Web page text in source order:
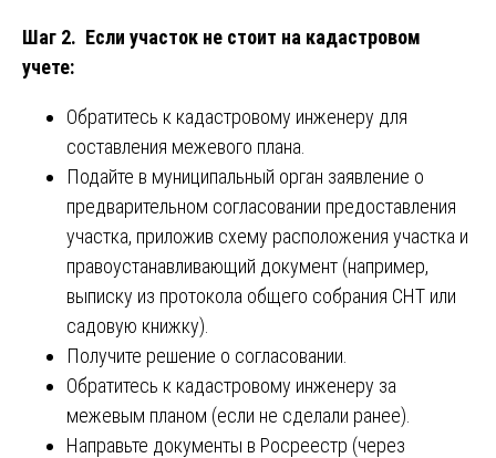
Шаг 2. Если участок не стоит на кадастровом
учете:
Обратитесь к кадастровому инженеру для
составления межевого плана.
Подайте в муниципальный орган заявление о
предварительном согласовании предоставления
участка, приложив схему расположения участка и
правоустанавливающий документ (например,
выписку из протокола общего собрания СНТ или
садовую книжку).
Получите решение о согласовании.
Обратитесь к кадастровому инженеру за
межевым планом (если не сделали ранее).
Направьте документы в Росреестр (через